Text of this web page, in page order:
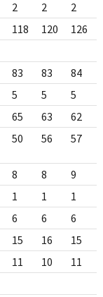
2 2 2
118 120 126
83 83 84
5 5 5
65 63 62
50 56 57
8 8 9
1 1 1
6 6 6
15 16 15
11 10 11